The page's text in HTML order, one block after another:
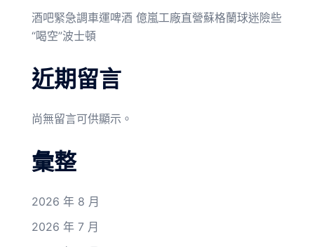
酒吧緊急調車運啤酒 億嵐工廠直營蘇格蘭球迷險些
“喝空”波士頓
近期留言
尚無留言可供顯示。
彙整
2026 年 8 月
2026 年 7 月